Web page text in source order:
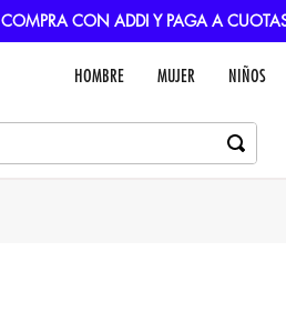
COMPRA CON ADDI Y PAGA A
HOMBRE MUJER NIÑOS